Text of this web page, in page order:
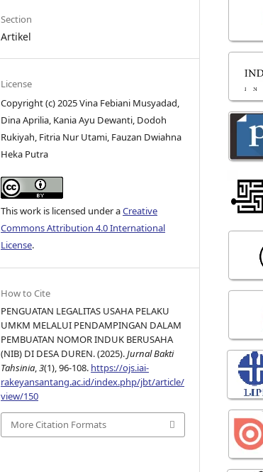
Section
Artikel
License
Copyright (c) 2025 Vina Febiani Musyadad,
Dina Aprilia, Kania Ayu Dewanti, Dodoh
Rukiyah, Fitria Nur Utami, Fauzan Dwiahna
Heka Putra
This work is licensed under aCreative
Commons Attribution 4.0 International
License.
How to Cite
PENGUATAN LEGALITAS USAHA PELAKU
UMKM MELALUI PENDAMPINGAN DALAM
PEMBUATAN NOMOR INDUK BERUSAHA
(NIB) DI DESA DUREN. (2025).Jurnal Bakti
Tahsinia,3(1), 96-108. https://ojs.iai-
rakeyansantang.ac.id/index.php/jbt/article/
view/150
More Citation Formats